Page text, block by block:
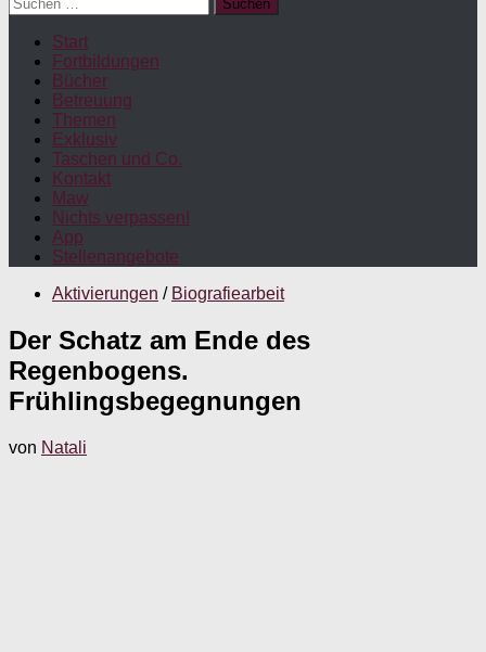
nach:
Start
Fortbildungen
Bücher
Betreuung
Themen
Exklusiv
Taschen und Co.
Kontakt
Maw
Nichts verpassen!
App
Stellenangebote
Aktivierungen / Biografiearbeit
Der Schatz am Ende des
Regenbogens.
Frühlingsbegegnungen
von Natali